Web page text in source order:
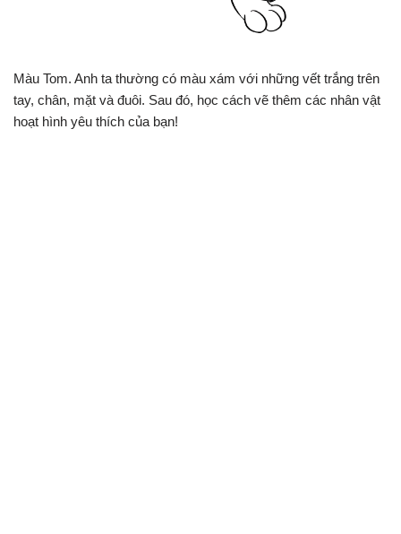
Màu Tom. Anh ta thường có màu xám với những vết trắng trên
tay, chân, mặt và đuôi. Sau đó, học cách vẽ thêm các nhân vật
hoạt hình yêu thích của bạn!